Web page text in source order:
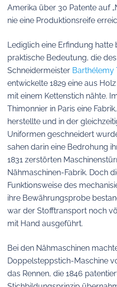
Amerika über 30 Patente auf
nie eine Produktionsreife
Lediglich eine Erfindung hatte
praktische Bedeutung, die
Schneidermeister Barthélemy
entwickelte 1829 eine aus
mit einem Kettenstich nähte.
Thimonnier in Paris eine
herstellte und in der
Uniformen geschneidert
sahen darin eine Bedrohung
1831 zerstörten
Nähmaschinen-Fabrik. Doch
Funktionsweise des
ihre Bewährungsprobe
war der Stofftransport noch
mit Hand ausgeführt.
Bei den Nähmaschinen
Doppelsteppstich-Maschine
das Rennen, die 1846